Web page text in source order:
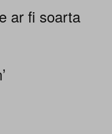
ar fi soarta